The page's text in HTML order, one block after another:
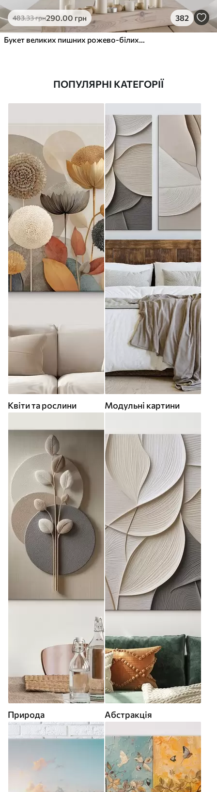
483.33грн290.00 грн 382
Букет великих пишних рожево-білих квітів півонії із зеленим листям на м’якому розмитому фоні
ПОПУЛЯРНІ КАТЕГОРІЇ
Квіти та рослини Модульні картини
Природа Абстракція